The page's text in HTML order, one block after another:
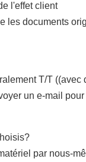
l'effet client
les documents
T/T
un e-mail
par nous-